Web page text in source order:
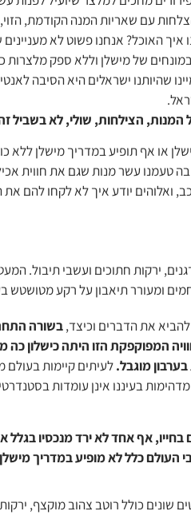
עם שאריות המנה הקודמת,
האוכל? אנחנו פשוט לא
של מישלן וללא ספק
שהיותנו ישראלים היא הסיבה
המנות, הצילחות, שולי, לא בשביל
או אף תופיע במדריך מישלן ללא
טעמנו עשר מנות שגם את חווית
ואלוהים יודע איך לא לקחו להם את
את הדברים וכיצד,בשורה
המפוקפקת הזו היתה כישלון כה
מוגבל.לעיתים קיימות בעולם
בעיננו אינן עומדות
אף אחד לא ירד מנכסיו בגלל
כלל לא מופיע במדריך